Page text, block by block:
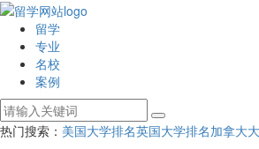
留学
专业
名校
案例
热门搜索： 美国大学排名英国大学排名加拿大